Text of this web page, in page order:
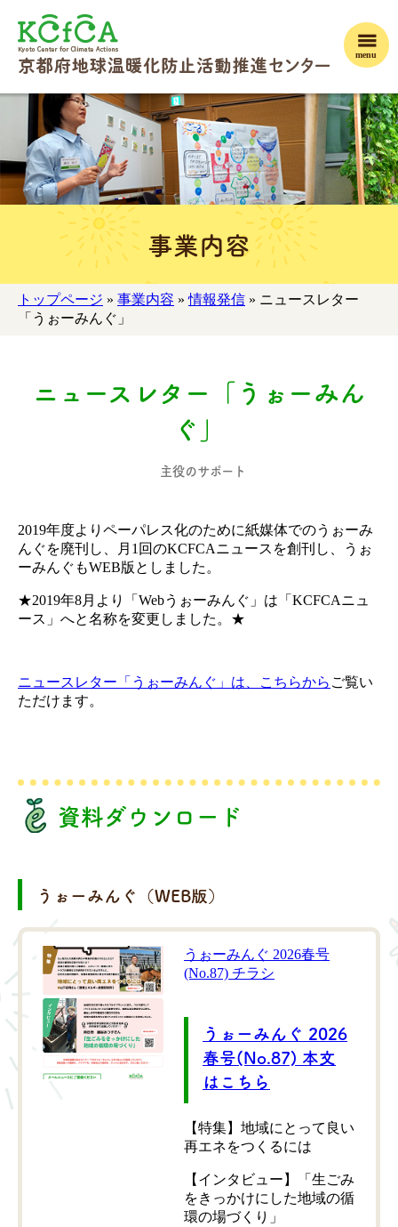
menu
事業内容
トップページ » 事業内容 »情報発信 » ニュースレター
「うぉーみんぐ」
ニュースレター「うぉーみん
ぐ」
主役のサポート
2019年度よりペーパレス化のために紙媒体でのうぉーみ
んぐを廃刊し、月1回のKCFCAニュースを創刊し、うぉ
ーみんぐもWEB版としました。
★2019年8月より「Webうぉーみんぐ」は「KCFCAニュ
ース」へと名称を変更しました。★
ニュースレター「うぉーみんぐ」は、こちらから ご覧い
ただけます。
資料ダウンロード
うぉーみんぐ（WEB版）
うぉーみんぐ 2026春号
(No.87) チラシ
うぉーみんぐ 2026
春号(No.87) 本文
はこちら
【特集】地域にとって良い
再エネをつくるには
【インタビュー】「生ごみ
をきっかけにした地域の循
環の場づくり」